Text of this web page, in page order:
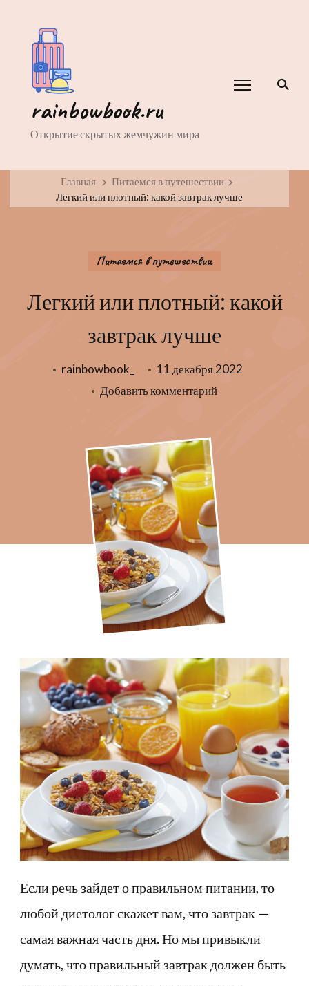
rainbowbook.ru
Открытие скрытых жемчужин мира
Главная
Питаемся в путешествии
Легкий или плотный: какой завтрак лучше
Питаемся в путешествии
Легкий или плотный: какой
завтрак лучше
rainbowbook_
11 декабря 2022
Добавить комментарийк
завтрак
лучше
Если речь зайдет о правильном питании, то
любой диетолог скажет вам, что завтрак —
самая важная часть дня. Но мы привыкли
думать, что правильный завтрак должен быть